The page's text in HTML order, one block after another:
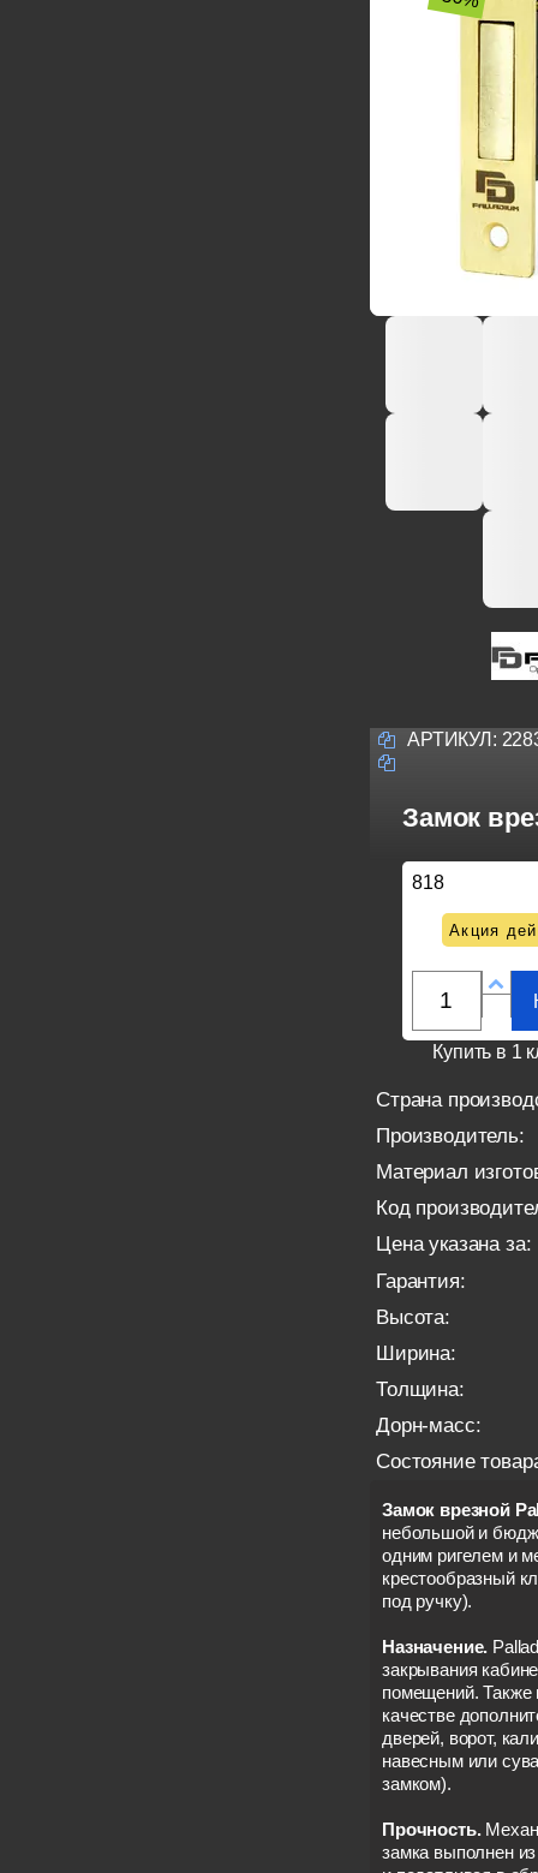
АРТИКУЛ:
Замок
818
Акция
Купить в 1
Страна
Производитель:
Материал
Код
Цена указана за:
Гарантия:
Высота:
Ширина:
Толщина:
Дорн-масс:
Состояние
Замок врезной
небольшой и
одним ригелем и
крестообразный
под ручку).
Назначение.
закрывания
помещений. Также
качестве
дверей, ворот,
навесным или
замком).
Прочность.
замка выполнен